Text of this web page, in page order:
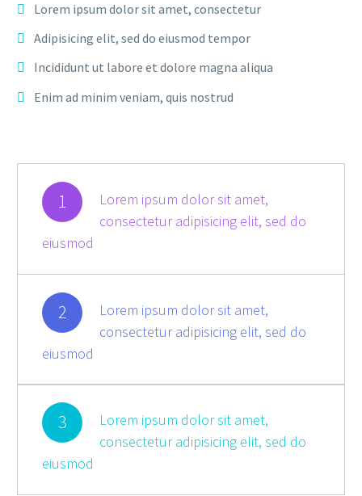
Lorem ipsum dolor sit amet, consectetur
Adipisicing elit, sed do eiusmod tempor
Incididunt ut labore et dolore magna aliqua
Enim ad minim veniam, quis nostrud
1
Lorem ipsum dolor sit amet,
consectetur adipisicing elit, sed do
eiusmod
2
Lorem ipsum dolor sit amet,
consectetur adipisicing elit, sed do
eiusmod
3
Lorem ipsum dolor sit amet,
consectetur adipisicing elit, sed do
eiusmod